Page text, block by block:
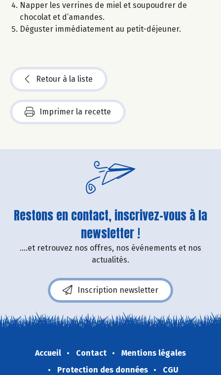
Napper les verrines de miel et soupoudrer de
chocolat et d’amandes.
Déguster immédiatement au petit-déjeuner.
Retour à la liste
Imprimer la recette
Restons en contact, inscrivez-vous à la
newsletter !
....et retrouvez nos offres, nos événements et nos
actualités.
Inscription newsletter
Accueil Contact
Mentions légales
Protection des données
CGU